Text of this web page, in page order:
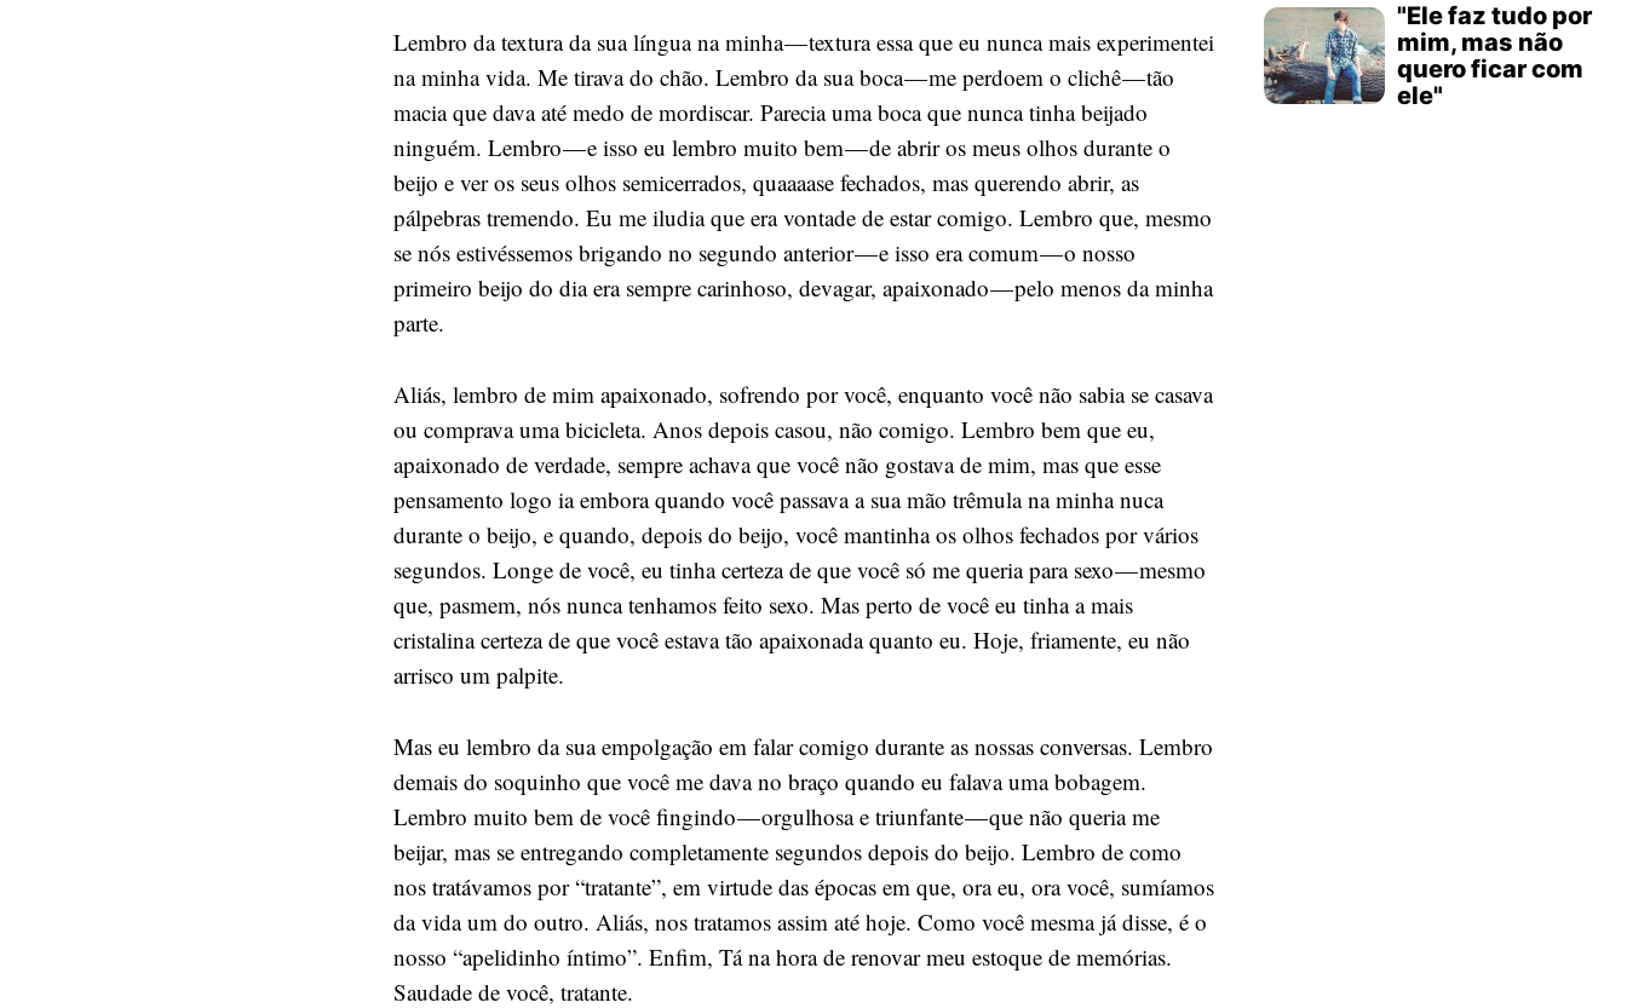
Lembro da textura da sua língua na minha — textura essa que eu nunca mais experimentei
na minha vida. Me tirava do chão. Lembro da sua boca — me perdoem o clichê — tão
macia que dava até medo de mordiscar. Parecia uma boca que nunca tinha beijado
ninguém. Lembro — e isso eu lembro muito bem — de abrir os meus olhos durante o
beijo e ver os seus olhos semicerrados, quaaaase fechados, mas querendo abrir, as
pálpebras tremendo. Eu me iludia que era vontade de estar comigo. Lembro que, mesmo
se nós estivéssemos brigando no segundo anterior — e isso era comum — o nosso
primeiro beijo do dia era sempre carinhoso, devagar, apaixonado — pelo menos da minha
parte.
Aliás, lembro de mim apaixonado, sofrendo por você, enquanto você não sabia se casava
ou comprava uma bicicleta. Anos depois casou, não comigo. Lembro bem que eu,
apaixonado de verdade, sempre achava que você não gostava de mim, mas que esse
pensamento logo ia embora quando você passava a sua mão trêmula na minha nuca
durante o beijo, e quando, depois do beijo, você mantinha os olhos fechados por vários
segundos. Longe de você, eu tinha certeza de que você só me queria para sexo — mesmo
que, pasmem, nós nunca tenhamos feito sexo. Mas perto de você eu tinha a mais
cristalina certeza de que você estava tão apaixonada quanto eu. Hoje, friamente, eu não
arrisco um palpite.
Mas eu lembro da sua empolgação em falar comigo durante as nossas conversas. Lembro
demais do soquinho que você me dava no braço quando eu falava uma bobagem.
Lembro muito bem de você fingindo — orgulhosa e triunfante — que não queria me
beijar, mas se entregando completamente segundos depois do beijo. Lembro de como
nos tratávamos por “tratante”, em virtude das épocas em que, ora eu, ora você, sumíamos
da vida um do outro. Aliás, nos tratamos assim até hoje. Como você mesma já disse, é o
nosso “apelidinho íntimo”. Enfim, Tá na hora de renovar meu estoque de memórias.
Saudade de você, tratante.
"Ele faz tudo por
mim, mas não
quero ficar com
ele"